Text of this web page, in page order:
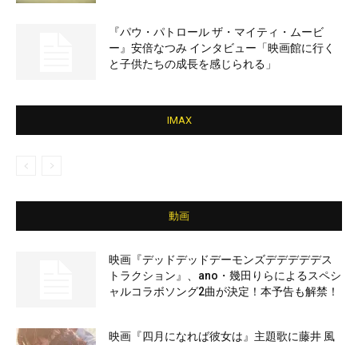
『パウ・パトロール ザ・マイティ・ムービ
ー』安倍なつみ インタビュー「映画館に行く
と子供たちの成長を感じられる」
IMAX
動画
映画『デッドデッドデーモンズデデデデデス
トラクション』、ano・幾田りらによるスペシ
ャルコラボソング2曲が決定！本予告も解禁！
映画『四月になれば彼女は』主題歌に藤井 風